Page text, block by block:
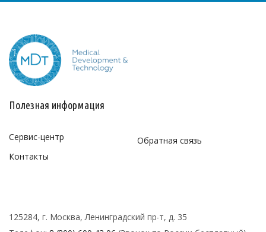
Полезная информация
Сервис-центр
Контакты
Обратная связь
125284, г. Москва, Ленинградский пр-т, д. 35